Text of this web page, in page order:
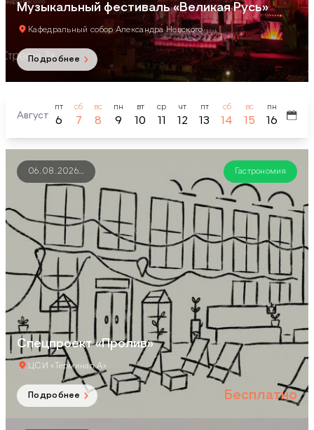
Музыкальный фестиваль «Великая Русь»
Кафедральный собор Александра Невского
Подробнее
Август
пт
6
сб
7
вс
8
пн
9
вт
10
ср чт
12
пт
13
сб
14
вс
15
пн
16 17
06.08.2026… Гастрономия
Спецпроект «Пролив»
ЦСИ «Терминал А»
Подробнее Бесплатно